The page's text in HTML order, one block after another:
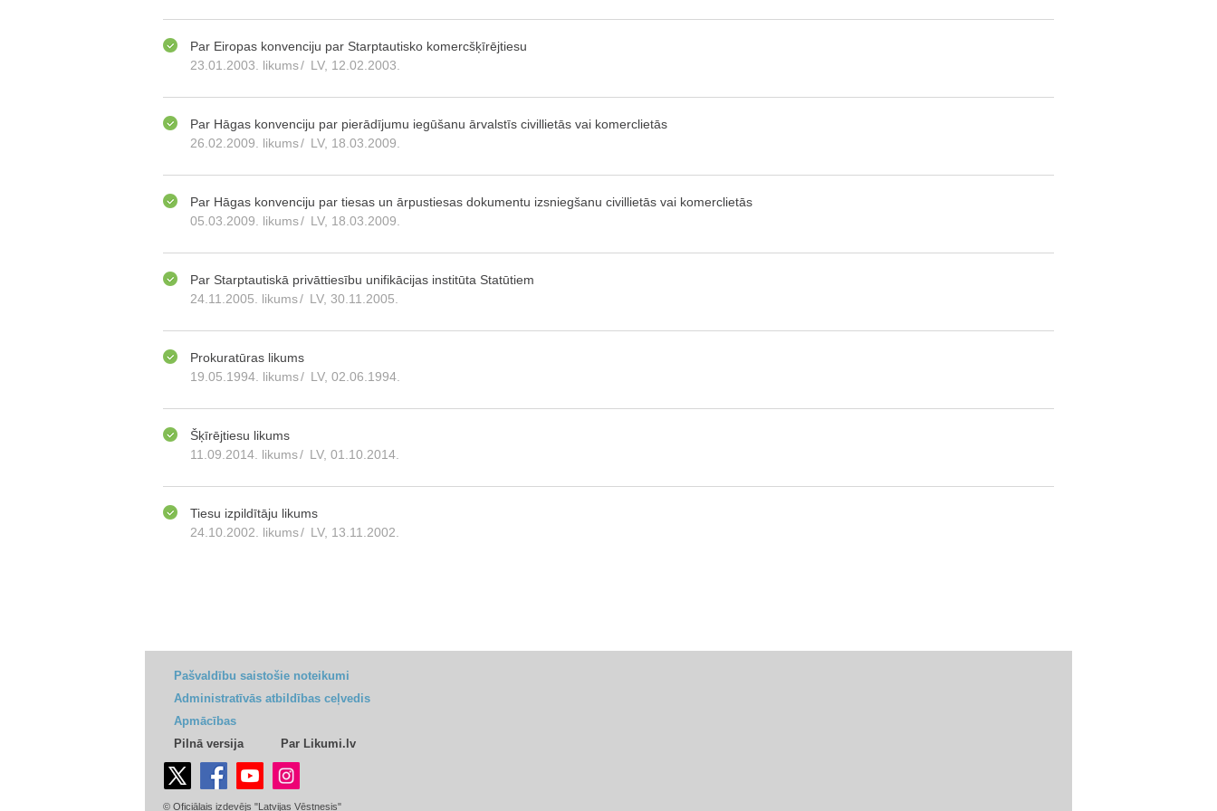
Par Eiropas konvenciju par Starptautisko komercšķīrējtiesu
23.01.2003. likums/ LV, 12.02.2003.
Par Hāgas konvenciju par pierādījumu iegūšanu ārvalstīs civillietās vai komerclietās
26.02.2009. likums/ LV, 18.03.2009.
Par Hāgas konvenciju par tiesas un ārpustiesas dokumentu izsniegšanu civillietās vai komerclietās
05.03.2009. likums/ LV, 18.03.2009.
Par Starptautiskā privāttiesību unifikācijas institūta Statūtiem
24.11.2005. likums/ LV, 30.11.2005.
Prokuratūras likums
19.05.1994. likums/ LV, 02.06.1994.
Šķīrējtiesu likums
11.09.2014. likums/ LV, 01.10.2014.
Tiesu izpildītāju likums
24.10.2002. likums/ LV, 13.11.2002.
Pašvaldību saistošie noteikumi
Administratīvās atbildības ceļvedis
Apmācības
Pilnā versija
Par Likumi.lv
© Oficiālais izdevējs "Latvijas Vēstnesis"